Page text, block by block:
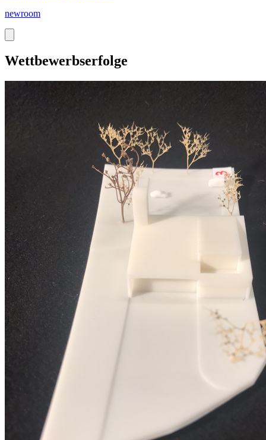
newroom
Wettbewerbserfolge